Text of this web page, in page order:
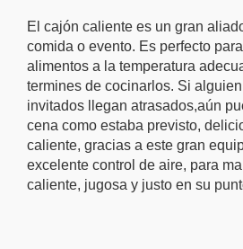
El cajón caliente es un gran
comida o evento. Es perfecto
alimentos a la temperatura
termines de cocinarlos. Si
invitados llegan atrasados,aún
cena como estaba previsto,
caliente, gracias a este gran
excelente control de aire, para
caliente, jugosa y justo en su